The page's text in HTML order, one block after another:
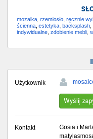
mozaika rzemiosło ręcznie
ścienna estetyka backsplash
indywidualne zdobienie mebli
Użytkownik
Wyślij
Kontakt
Gosia i